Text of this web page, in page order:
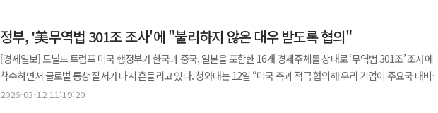
이후 최고치를 기록했다. 10년물 금리도 4.7%에 근접했다. 국채 금리 상승은 채권 가격 하락을 의미한다. 통상 경기
불안으로 주가가 급락하면 안전자산인 국채 가격은 오르는 경우가 많다. 이날은 주식과 채권이 동시에 하락했다. 경기
둔화보다 물가 상승과 연준의 정책 신뢰, 장기 국채 공급 부담을 시장이 더 크게 의식했다는 의미다. 제프리 건들락
더블라인캐피털 최고경영자는 채권시장이 연준에 행동을 요구하고 있다고 진단했다. 워시 의장이 2% 물가 목표를
강조하려면 실제 금리 인상으로 의지를 입증해야 한다는 것이다. 재정 적자와 인플레이션을 방치하는 정부·중앙은행에
추진하고 있다. 시장에서는 미국 루이지애나주의 액화천연가스(LNG) 수출 터미널 건설 프로젝트가 첫 투자 사례로
거론되고 있다. 이에 대해 김 장관은 "루이지애나 프로젝트가 검토 대상이었던 것은 사실"이라면서도 "1호 투자로
확정됐는지는 아직 말할 단계가 아니다"라고 선을 그었다. 일본보다 대미 투자 이행 속도가 늦어지는 것 아니냐는
지적에 대해서는 "실무 협의가 긴밀하게 진행되고 있다"며 "한국은 시작 시점 자체가 일본보다 늦었던 부분이 있다"고
설명했다. 이어 "투자는 발표보다 실제 실행이 중요하다"며 속도 경쟁보다는 실행 가능성과 사업 구체화에 방점을
정부, '美무역법 301조 조사'에 "불리하지 않은 대우 받도록 협의"
[경제일보] 도널드 트럼프 미국 행정부가 한국과 중국, 일본을 포함한 16개 경제주체를 상대로 ‘무역법 301조’ 조사에
착수하면서 글로벌 통상 질서가 다시 흔들리고 있다. 청와대는 12일 “미국 측과 적극 협의해 우리 기업이 주요국 대비
불리한 대우를 받지 않도록 하겠다”고 밝혔지만 통상 전문가들은 이번 조치가 단순한 조사 단계를 넘어 한국 수출 경제
2026-03-12 11:19:20